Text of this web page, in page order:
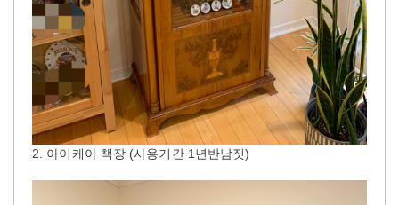
2. 아이케아 책장 (사용기간 1년반남짓)